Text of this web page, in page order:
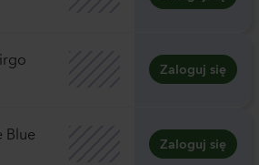
Zaloguj się
Blue
Zaloguj się